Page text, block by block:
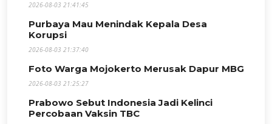
2026-08-03 21:41:45
Purbaya Mau Menindak Kepala Desa
Korupsi
2026-08-03 21:37:40
Foto Warga Mojokerto Merusak Dapur MBG
2026-08-03 21:25:27
Prabowo Sebut Indonesia Jadi Kelinci
Percobaan Vaksin TBC